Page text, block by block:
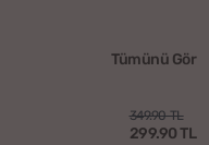
Tümünü Gör
349.90 TL
299.90 TL